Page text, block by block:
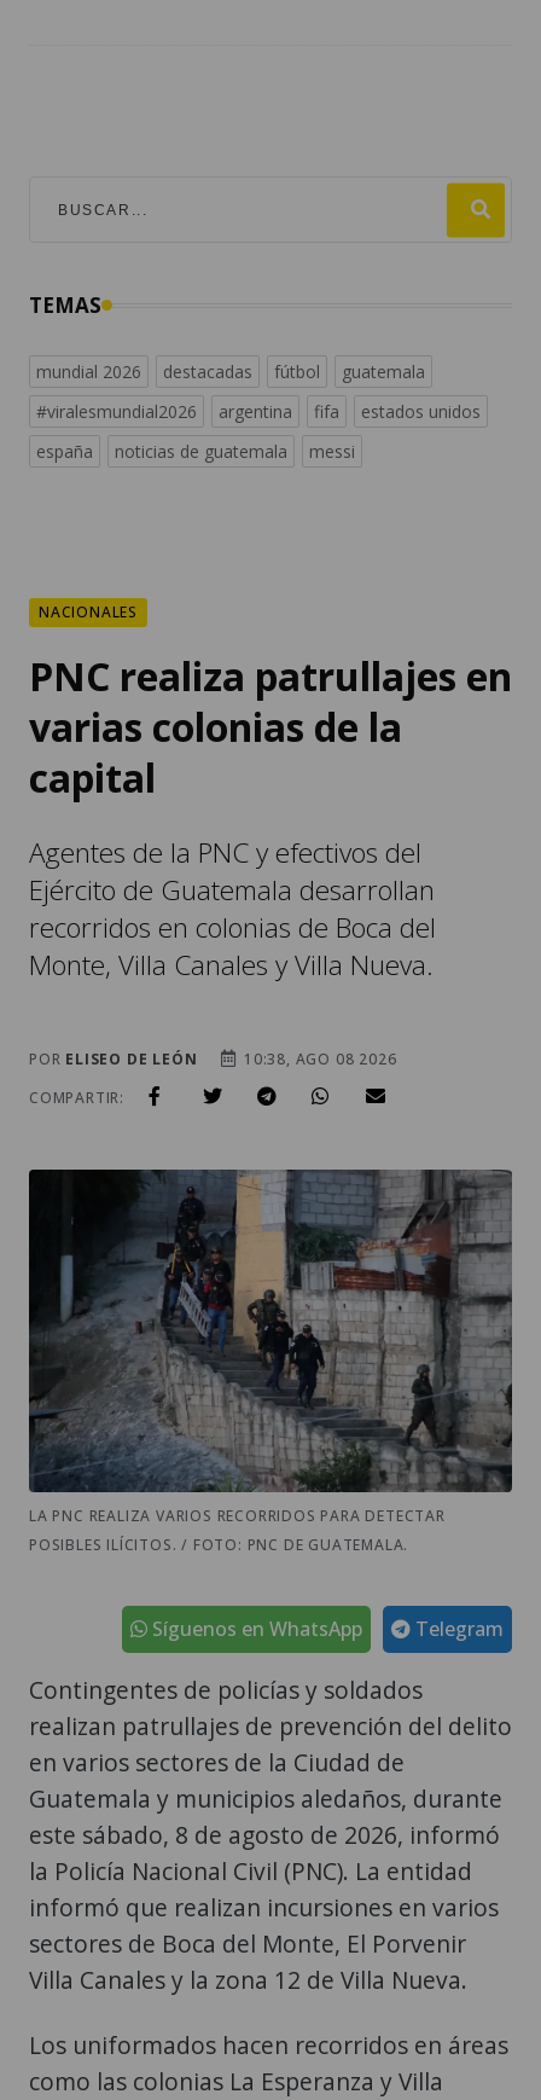
TEMAS
mundial 2026 destacadas fútbol
guatemala
#viralesmundial2026
argentina fifa
estados unidos
españa
noticias de guatemala messi
NACIONALES
PNC realiza patrullajes en
varias colonias de la
capital
Agentes de la PNC y efectivos del
Ejército de Guatemala desarrollan
recorridos en colonias de Boca del
Monte, Villa Canales y Villa Nueva.
POR ELISEO DE LEÓN
10:38, AGO 08 2026
COMPARTIR:
LA PNC REALIZA VARIOS RECORRIDOS PARA DETECTAR
POSIBLES ILÍCITOS. / FOTO: PNC DE GUATEMALA.
Telegram
Síguenos en WhatsApp
Contingentes de policías y soldados
realizan patrullajes de prevención del delito
en varios sectores de la Ciudad de
Guatemala y municipios aledaños, durante
este sábado, 8 de agosto de 2026, informó
la Policía Nacional Civil (PNC). La entidad
informó que realizan incursiones en varios
sectores de Boca del Monte, El Porvenir
Villa Canales y la zona 12 de Villa Nueva.
Los uniformados hacen recorridos en áreas
como las colonias La Esperanza y Villa